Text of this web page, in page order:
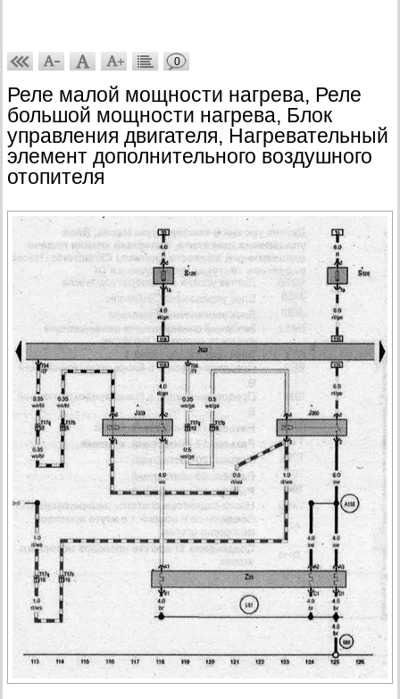
0
Реле малой мощности нагрева, Реле
большой мощности нагрева, Блок
управления двигателя, Нагревательный
элемент дополнительного воздушного
отопителя